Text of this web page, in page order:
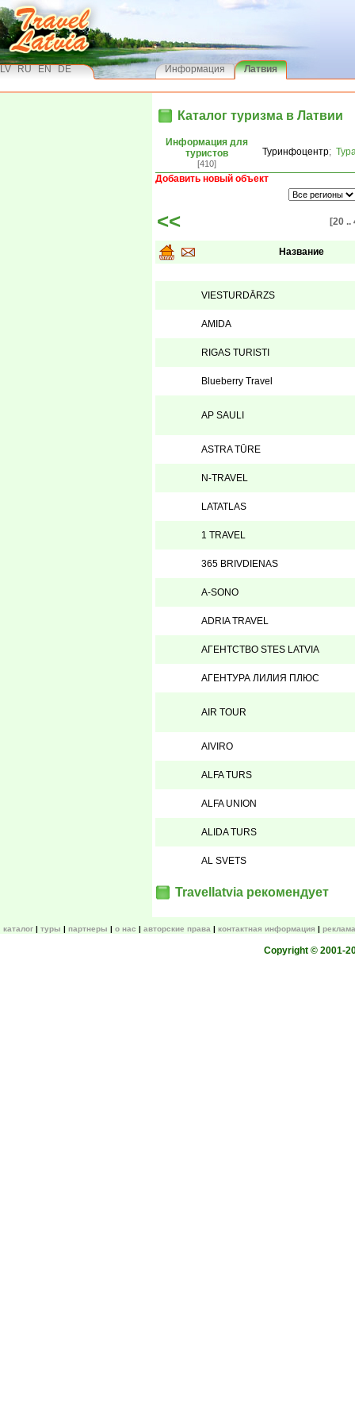
LV RU EN DE Информация Латвия
Каталог туризма в Латвии
Информация для
туристов
[410]
Туринфоцентр;
Добавить новый объект
<< [20 ..
Название
VIESTURDĀRZS
AMIDA
RIGAS TURISTI
Blueberry Travel
AP SAULI
ASTRA TŪRE
N-TRAVEL
LATATLAS
1 TRAVEL
365 BRIVDIENAS
A-SONO
ADRIA TRAVEL
АГЕНТСТВО STES LATVIA
АГЕНТУРА ЛИЛИЯ ПЛЮС
AIR TOUR
AIVIRO
ALFA TURS
ALFA UNION
ALIDA TURS
AL SVETS
Travellatvia рекомендует
каталог туры партнеры о нас авторские права контактная информация
Copyright © 2001-